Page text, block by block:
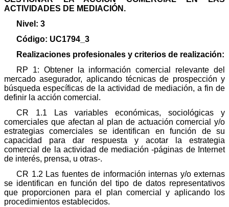
ACTIVIDADES DE MEDIACIÓN.
Nivel: 3
Código: UC1794_3
Realizaciones profesionales y criterios de realización:
RP 1: Obtener la información comercial relevante del
mercado asegurador, aplicando técnicas de prospección y
búsqueda específicas de la actividad de mediación, a fin de
definir la acción comercial.
CR 1.1 Las variables económicas, sociológicas y
comerciales que afectan al plan de actuación comercial y/o
estrategias comerciales se identifican en función de su
capacidad para dar respuesta y acotar la estrategia
comercial de la actividad de mediación -páginas de Internet
de interés, prensa, u otras-.
CR 1.2 Las fuentes de información internas y/o externas
se identifican en función del tipo de datos representativos
que proporcionen para el plan comercial y aplicando los
procedimientos establecidos.